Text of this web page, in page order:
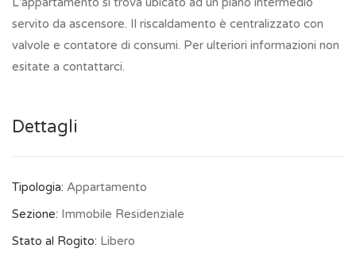
servito da ascensore. Il riscaldamento è centralizzato con
valvole e contatore di consumi. Per ulteriori informazioni non
esitate a contattarci.
Dettagli
Tipologia: Appartamento
Sezione: Immobile Residenziale
Stato al Rogito: Libero